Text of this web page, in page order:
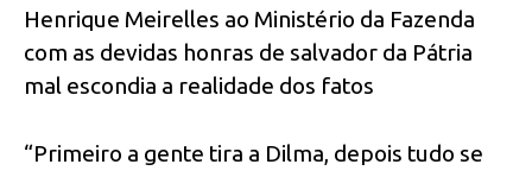
Henrique Meirelles ao Ministério da Fazenda
com as devidas honras de salvador da Pátria
mal escondia a realidade dos fatos
“Primeiro a gente tira a Dilma, depois tudo se